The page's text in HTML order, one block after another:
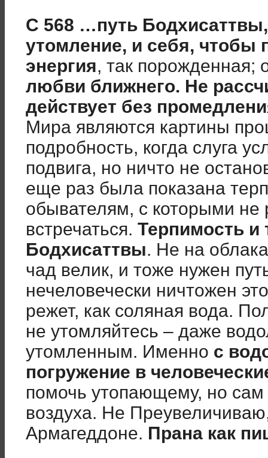
С 568 …путь
утомление, и себя, чтобы
энергия, так порожденная;
любви ближнего. Не
действует без
Мира являются картины
подробность, когда слуга
подвига, но ничто не
еще раз была показана
обывателям, с которыми не
встречаться. Терпимость и
Бодхисаттвы. Не на
чад велик, и тоже нужен
нечеловечески ничтожен
режет, как соляная вода.
не утомляйтесь – даже
утомленным. Именно с
погружение в
помочь утопающему, но сам
воздуха. Не
Армагеддоне. Прана как